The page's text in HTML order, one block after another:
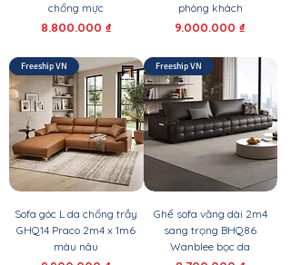
chống mực
Giá
8.800.000 ₫
phòng khách
Giá
9.000.000 ₫
Freeship VN
Sofa góc L da chống trầy
GHQ14 Praco 2m4 x 1m6
màu nâu
Freeship VN
Ghế sofa văng dài 2m4
sang trọng BHQ86
Wanblee bọc da